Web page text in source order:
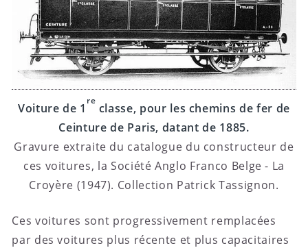
Voiture de 1
re
classe, pour les chemins de fer de
Ceinture de Paris, datant de 1885.
Gravure extraite du catalogue du constructeur de
ces voitures, la Société Anglo Franco Belge - La
Croyère (1947). Collection Patrick Tassignon.
Ces voitures sont progressivement remplacées
par des voitures plus récente et plus capacitaires